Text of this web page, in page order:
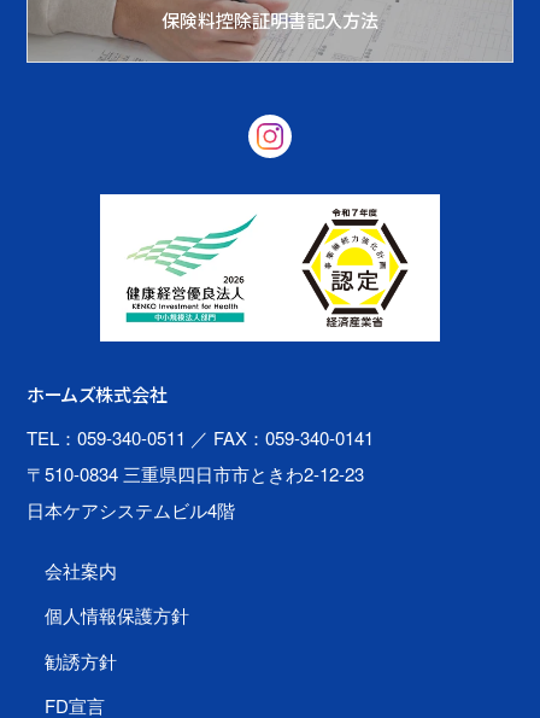
保険料控除証明書記入方法
ホームズ株式会社
TEL：059-340-0511 ／ FAX：059-340-0141
〒510-0834 三重県四日市市ときわ2-12-23
日本ケアシステムビル4階
会社案内
個人情報保護方針
勧誘方針
FD宣言